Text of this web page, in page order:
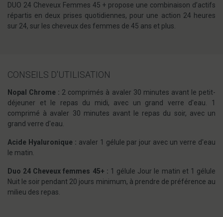
DUO 24 Cheveux Femmes 45 + propose une combinaison d’actifs
répartis en deux prises quotidiennes, pour une action 24 heures
sur 24, sur les cheveux des femmes de 45 ans et plus.
CONSEILS D'UTILISATION
Nopal Chrome : 2 comprimés à avaler 30 minutes avant le petit-
déjeuner et le repas du midi, avec un grand verre d'eau. 1
comprimé à avaler 30 minutes avant le repas du soir, avec un
grand verre d'eau.
Acide Hyaluronique : avaler 1 gélule par jour avec un verre d'eau
le matin.
Duo 24 Cheveux femmes 45+ : 1 gélule Jour le matin et 1 gélule
Nuit le soir pendant 20 jours minimum, à prendre de préférence au
milieu des repas.